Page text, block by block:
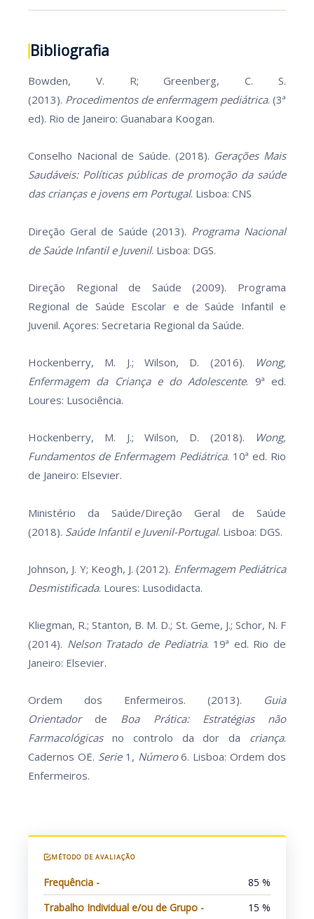
Bibliografia
Bowden, V. R; Greenberg, C. S.
(2013). Procedimentos de enfermagem pediátrica. (3ª
ed). Rio de Janeiro: Guanabara Koogan.
Conselho Nacional de Saúde. (2018). Gerações Mais
Saudáveis: Políticas públicas de promoção da saúde
das crianças e jovens em Portugal. Lisboa: CNS
Direção Geral de Saúde (2013). Programa Nacional
de Saúde Infantil e Juvenil. Lisboa: DGS.
Direção Regional de Saúde (2009). Programa
Regional de Saúde Escolar e de Saúde Infantil e
Juvenil. Açores: Secretaria Regional da Saúde.
Hockenberry, M. J.; Wilson, D. (2016).
Wong,
Enfermagem da Criança e do Adolescente. 9ª ed.
Loures: Lusociência.
Hockenberry, M. J.; Wilson, D. (2018).
Wong,
Fundamentos de Enfermagem Pediátrica. 10ª ed. Rio
de Janeiro: Elsevier.
Ministério da Saúde/Direção Geral de Saúde
(2018). Saúde Infantil e Juvenil-Portugal. Lisboa: DGS.
Johnson, J. Y; Keogh, J. (2012). Enfermagem Pediátrica
Desmistificada. Loures: Lusodidacta.
Kliegman, R.; Stanton, B. M. D.; St. Geme, J.; Schor, N. F
(2014). Nelson Tratado de Pediatria. 19ª ed. Rio de
Janeiro: Elsevier.
Ordem dos Enfermeiros. (2013). Guia
Orientadorde Boa Prática: Estratégias não
Farmacológicasno controlo da dor da criança.
Cadernos OE. Serie1, Número6. Lisboa: Ordem dos
Enfermeiros.
MÉTODO DE AVALIAÇÃO
Frequência -
85 %
Trabalho Individual e/ou de Grupo -
15 %